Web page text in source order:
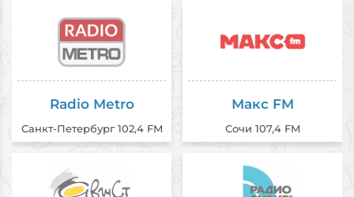
Radio Metro
Санкт-Петербург 102,4 FM
Макс FM
Сочи 107,4 FM